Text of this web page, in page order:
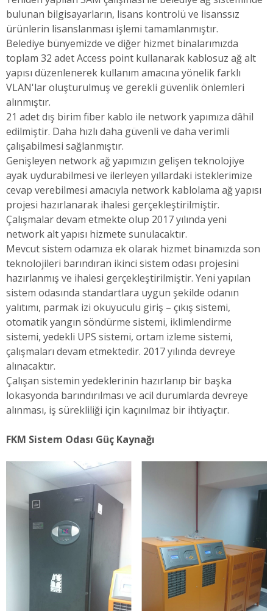
bulunan bilgisayarların, lisans kontrolü ve lisanssız
ürünlerin lisanslanması işlemi tamamlanmıştır.
Belediye bünyemizde ve diğer hizmet binalarımızda
toplam 32 adet Access point kullanarak kablosuz ağ alt
yapısı düzenlenerek kullanım amacına yönelik farklı
VLAN'lar oluşturulmuş ve gerekli güvenlik önlemleri
alınmıştır.
21 adet dış birim fiber kablo ile network yapımıza dâhil
edilmiştir. Daha hızlı daha güvenli ve daha verimli
çalışabilmesi sağlanmıştır.
Genişleyen network ağ yapımızın gelişen teknolojiye
ayak uydurabilmesi ve ilerleyen yıllardaki isteklerimize
cevap verebilmesi amacıyla network kablolama ağ yapısı
projesi hazırlanarak ihalesi gerçekleştirilmiştir.
Çalışmalar devam etmekte olup 2017 yılında yeni
network alt yapısı hizmete sunulacaktır.
Mevcut sistem odamıza ek olarak hizmet binamızda son
teknolojileri barındıran ikinci sistem odası projesini
hazırlanmış ve ihalesi gerçekleştirilmiştir. Yeni yapılan
sistem odasında standartlara uygun şekilde odanın
yalıtımı, parmak izi okuyuculu giriş – çıkış sistemi,
otomatik yangın söndürme sistemi, iklimlendirme
sistemi, yedekli UPS sistemi, ortam izleme sistemi,
çalışmaları devam etmektedir. 2017 yılında devreye
alınacaktır.
Çalışan sistemin yedeklerinin hazırlanıp bir başka
lokasyonda barındırılması ve acil durumlarda devreye
alınması, iş sürekliliği için kaçınılmaz bir ihtiyaçtır.
FKM Sistem Odası Güç Kaynağı